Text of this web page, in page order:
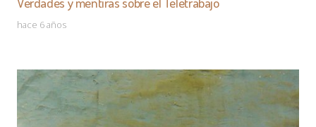
hace 6 años